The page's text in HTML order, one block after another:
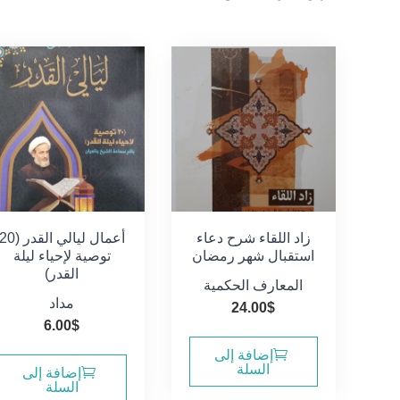
الأحدث
زاد اللقاء شرح دعاء
استقبال شهر رمضان
المعارف الحكمية
24.00$
إضافة إلى
السلة
أعمال ليالي
توصية لإحياء ليلة
القدر)
مداد
6.00$
إضافة إلى
السلة